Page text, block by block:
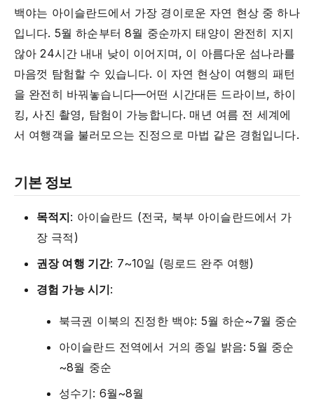
백야는 아이슬란드에서 가장 경이로운 자연 현상 중 하나
입니다. 5월 하순부터 8월 중순까지 태양이 완전히 지지
않아 24시간 내내 낮이 이어지며, 이 아름다운 섬나라를
마음껏 탐험할 수 있습니다. 이 자연 현상이 여행의 패턴
을 완전히 바꿔놓습니다—어떤 시간대든 드라이브, 하이
킹, 사진 촬영, 탐험이 가능합니다. 매년 여름 전 세계에
서 여행객을 불러모으는 진정으로 마법 같은 경험입니다.
기본 정보
목적지: 아이슬란드 (전국, 북부 아이슬란드에서 가
장 극적)
권장 여행 기간: 7~10일 (링로드 완주 여행)
경험 가능 시기:
북극권 이북의 진정한 백야: 5월 하순~7월 중순
아이슬란드 전역에서 거의 종일 밝음: 5월 중순
~8월 중순
성수기: 6월~8월